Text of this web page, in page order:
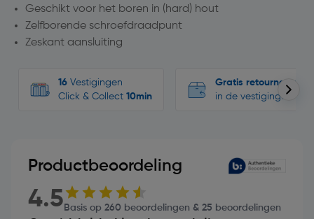
Geschikt voor het boren in (hard) hout
Zelfborende schroefdraadpunt
Zeskant aansluiting
16 Vestigingen
Click & Collect 10min
Gratis retourneren
in de vestigingen
Productbeoordeling
4.5 Basis op 260 beoordelingen & 25 beoordelingen